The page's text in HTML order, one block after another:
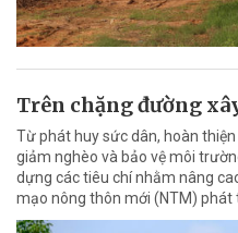
Trên chặng đường
Từ phát huy sức dân, hoàn
giảm nghèo và bảo vệ môi
dựng các tiêu chí nhằm nâng
mạo nông thôn mới (NTM) phát